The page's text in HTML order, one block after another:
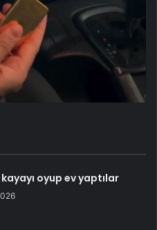
oyup ev yaptılar